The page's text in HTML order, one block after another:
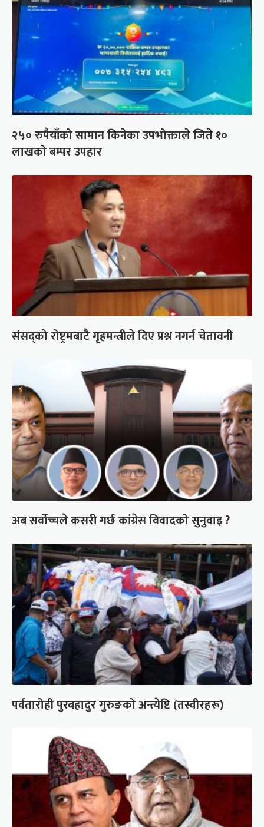
२५० रुपैयाँको सामान किनेका उपभोक्ताले जिते १०
लाखको बम्पर उपहार
संसद्को रोष्ट्रमबाटै गृहमन्त्रीले दिए प्रश्न नगर्न चेतावनी
अब सर्वोच्चले कसरी गर्छ कांग्रेस विवादको सुनुवाइ ?
पर्वतारोही पुरबहादुर गुरुङको अन्त्येष्टि (तस्वीरहरू)